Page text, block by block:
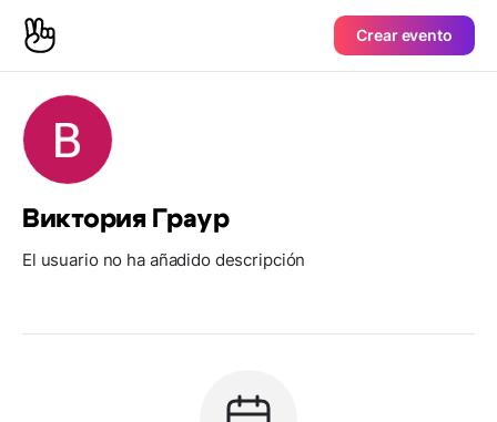
Crear evento
Виктория Граур
El usuario no ha añadido descripción